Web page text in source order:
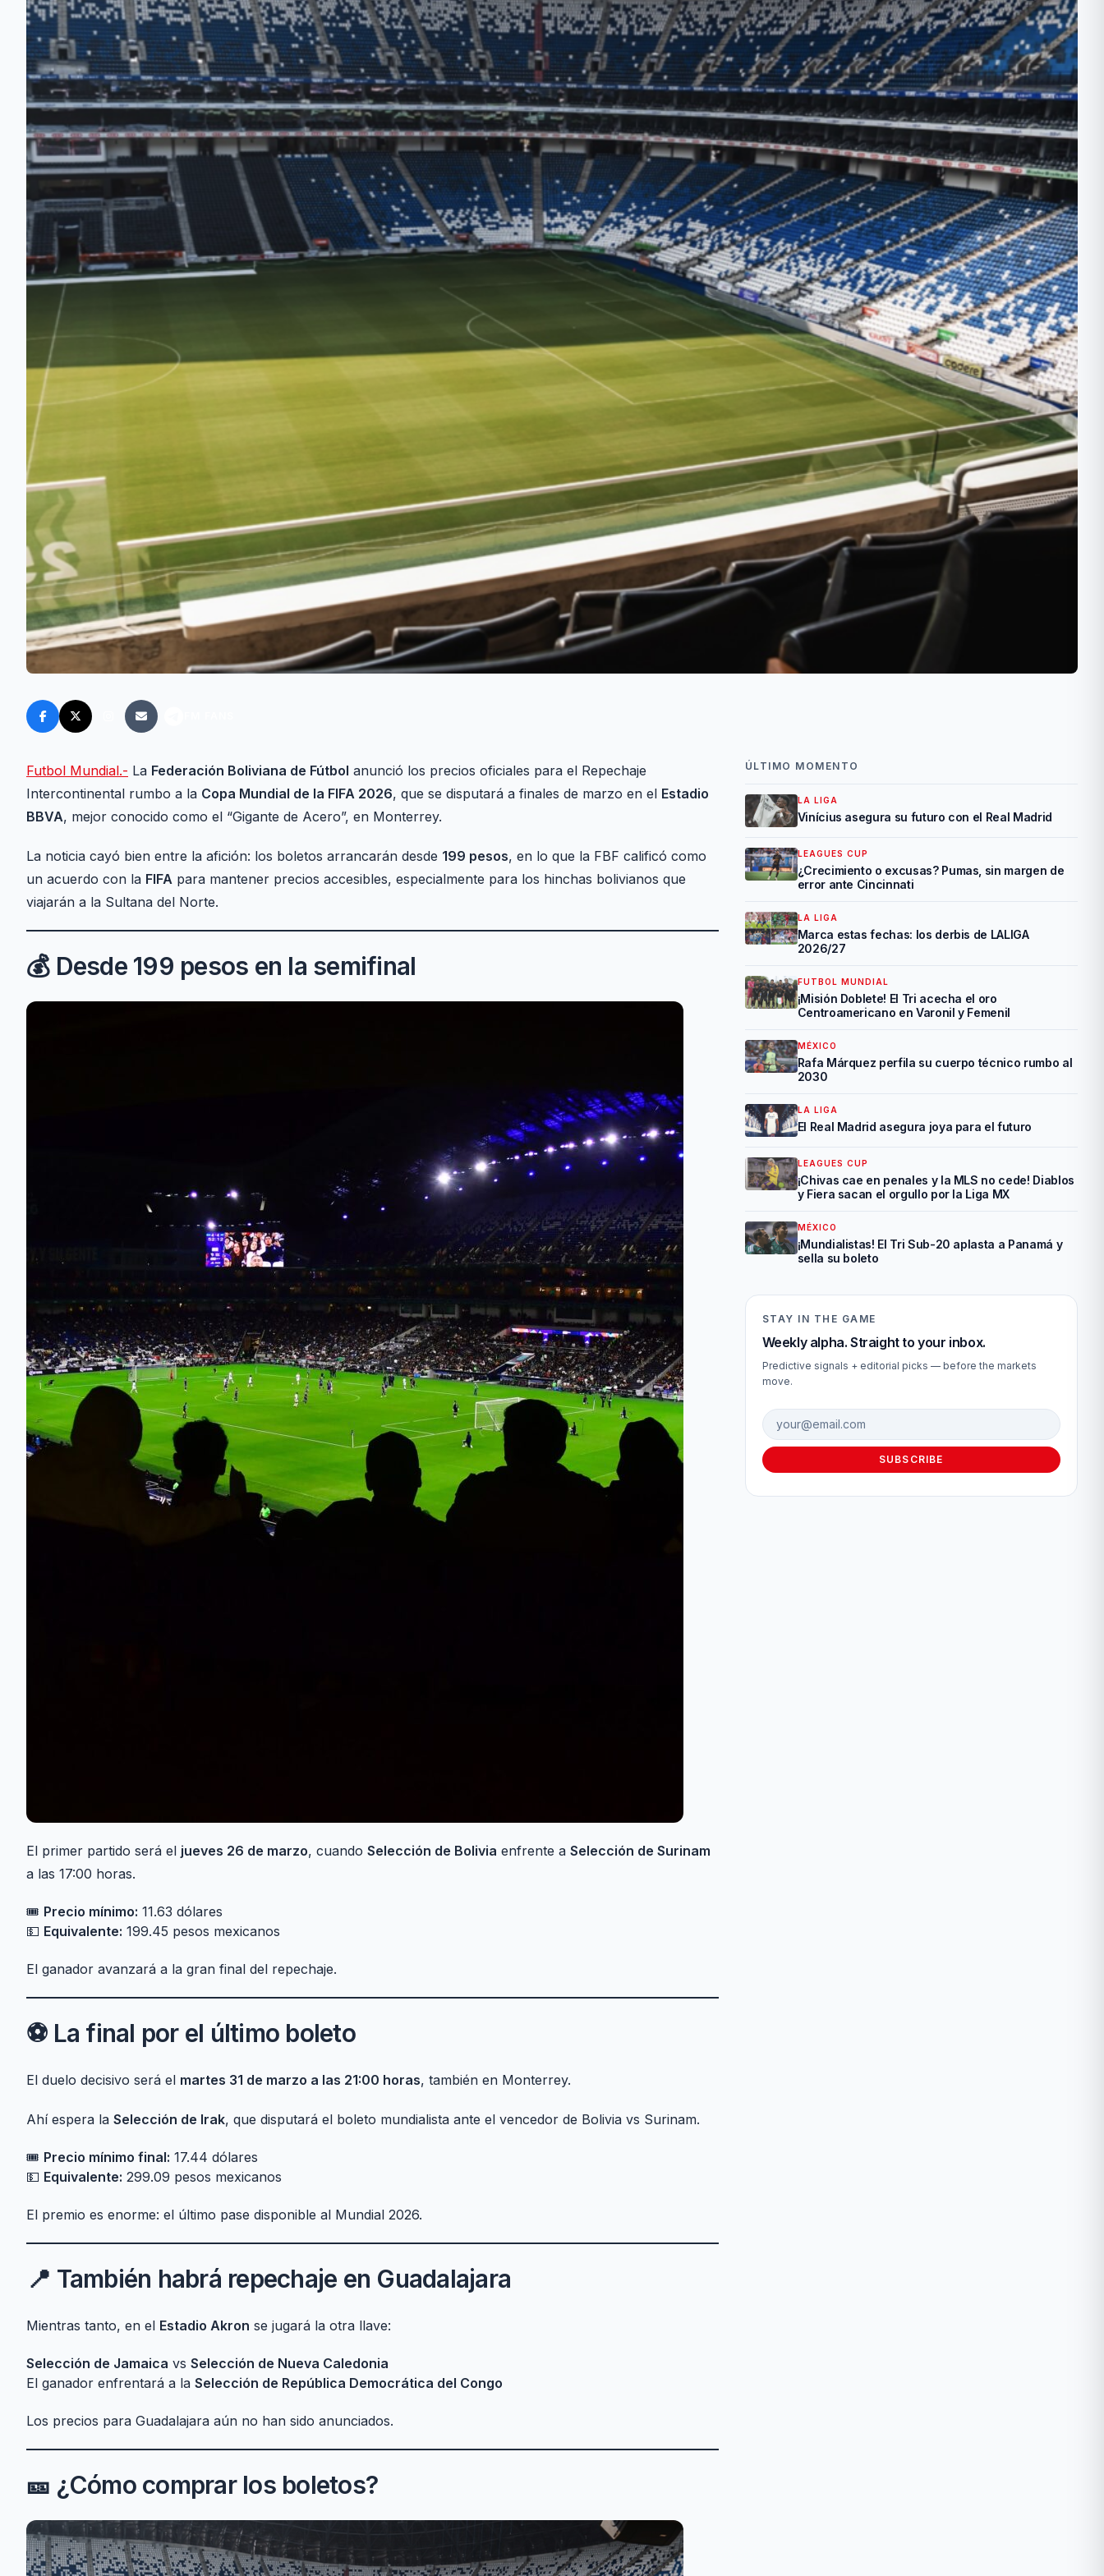
Futbol Mundial.- La Federación Boliviana de Fútbol anunció los precios oficiales para el Repechaje
Intercontinental rumbo a la Copa Mundial de la FIFA 2026, que se disputará a finales de marzo en el Estadio
BBVA, mejor conocido como el “Gigante de Acero”, en Monterrey.
La noticia cayó bien entre la afición: los boletos arrancarán desde 199 pesos, en lo que la FBF calificó como
un acuerdo con la FIFA para mantener precios accesibles, especialmente para los hinchas bolivianos que
viajarán a la Sultana del Norte.
💰 Desde 199 pesos en la semifinal
El primer partido será el jueves 26 de marzo, cuando Selección de Bolivia enfrente a Selección de Surinam
a las 17:00 horas.
🎟️ Precio mínimo: 11.63 dólares
💵 Equivalente: 199.45 pesos mexicanos
El ganador avanzará a la gran final del repechaje.
⚽ La final por el último boleto
El duelo decisivo será el martes 31 de marzo a las 21:00 horas, también en Monterrey.
Ahí espera la Selección de Irak, que disputará el boleto mundialista ante el vencedor de Bolivia vs Surinam.
🎟️ Precio mínimo final: 17.44 dólares
💵 Equivalente: 299.09 pesos mexicanos
El premio es enorme: el último pase disponible al Mundial 2026.
📍 También habrá repechaje en Guadalajara
Mientras tanto, en el Estadio Akron se jugará la otra llave:
Selección de Jamaica vs Selección de Nueva Caledonia
El ganador enfrentará a la Selección de República Democrática del Congo
Los precios para Guadalajara aún no han sido anunciados.
🎫 ¿Cómo comprar los boletos?
ÚLTIMO MOMENTO
LA LIGA
Vinícius asegura su futuro con el Real Madrid
LEAGUES CUP
¿Crecimiento o excusas? Pumas, sin margen de
error ante Cincinnati
LA LIGA
Marca estas fechas: los derbis de LALIGA
2026/27
FUTBOL MUNDIAL
¡Misión Doblete! El Tri acecha el oro
Centroamericano en Varonil y Femenil
MÉXICO
Rafa Márquez perfila su cuerpo técnico rumbo al
2030
LA LIGA
El Real Madrid asegura joya para el futuro
LEAGUES CUP
¡Chivas cae en penales y la MLS no cede! Diablos
y Fiera sacan el orgullo por la Liga MX
MÉXICO
¡Mundialistas! El Tri Sub-20 aplasta a Panamá y
sella su boleto
STAY IN THE GAME
Weekly alpha. Straight to your inbox.
Predictive signals + editorial picks — before the markets
move.
Email address
SUBSCRIBE